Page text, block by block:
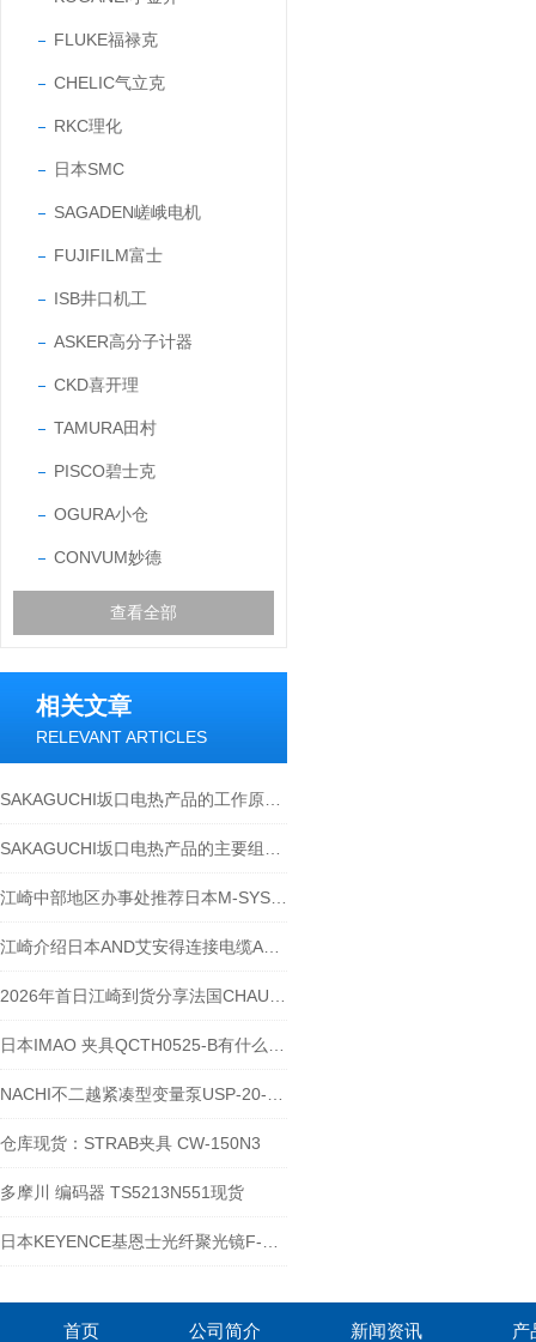
FLUKE福禄克
CHELIC气立克
RKC理化
日本SMC
SAGADEN嵯峨电机
FUJIFILM富士
ISB井口机工
ASKER高分子计器
CKD喜开理
TAMURA田村
PISCO碧士克
OGURA小仓
CONVUM妙德
查看全部
相关文章
RELEVANT ARTICLES
仓库现货：STRAB夹具 CW-150N3
多摩川 编码器 TS5213N551现货
首页 公司简介 新闻资讯 产